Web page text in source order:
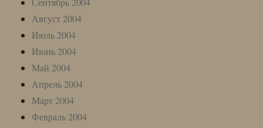
Август 2004
Июль 2004
Июнь 2004
Май 2004
Апрель 2004
Март 2004
Февраль 2004